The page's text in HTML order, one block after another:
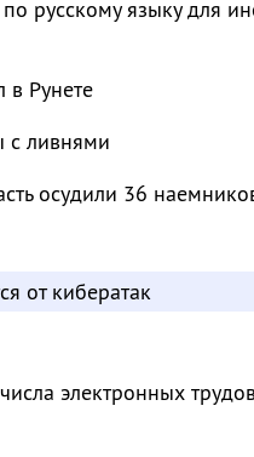
русскому языку для
Рунете
с ливнями
осудили 36
от кибератак
электронных